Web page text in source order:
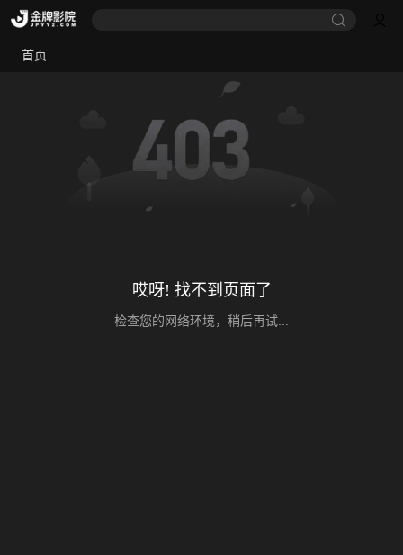
首页
哎呀! 找不到页面了
检查您的网络环境，稍后再试...